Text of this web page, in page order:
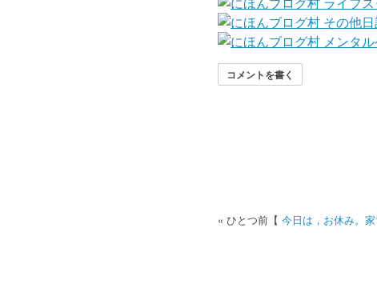
コメントを書く
今日は，お休み。